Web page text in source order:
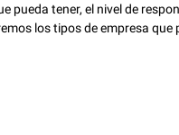
pueda tener, el nivel de
los tipos de empresa que